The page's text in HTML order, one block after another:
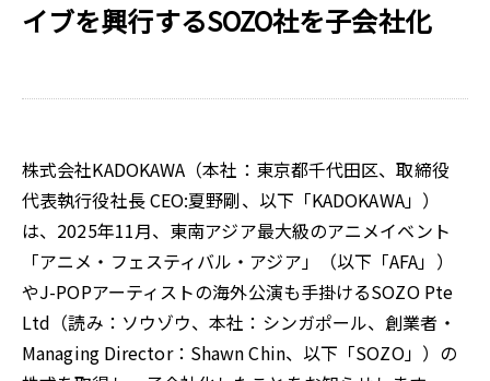
イブを興行するSOZO社を子会社化
株式会社KADOKAWA（本社：東京都千代田区、取締役
代表執行役社長 CEO:夏野剛、以下「KADOKAWA」）
は、2025年11月、東南アジア最大級のアニメイベント
「アニメ・フェスティバル・アジア」（以下「AFA」）
やJ-POPアーティストの海外公演も手掛けるSOZO Pte
Ltd（読み：ソウゾウ、本社：シンガポール、創業者・
Managing Director：Shawn Chin、以下「SOZO」）の